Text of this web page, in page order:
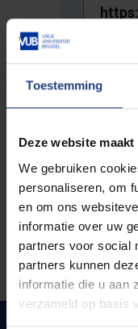
Toestemming
Deze website
We gebruiken
personaliseren, om
en om ons
informatie over uw
partners voor social
partners kunnen
informatie die u aan
verzameld op basis
The full